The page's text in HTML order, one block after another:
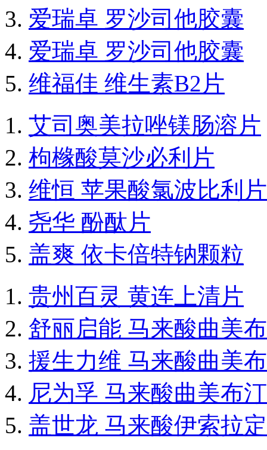
爱瑞卓 罗沙司他胶囊
爱瑞卓 罗沙司他胶囊
维福佳 维生素B2片
艾司奥美拉唑镁肠溶片
枸橼酸莫沙必利片
维恒 苹果酸氯波比利片
尧华 酚酞片
盖爽 依卡倍特钠颗粒
贵州百灵 黄连上清片
舒丽启能 马来酸曲美
援生力维 马来酸曲美
尼为孚 马来酸曲美布
盖世龙 马来酸伊索拉